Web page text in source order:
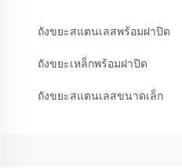
ถังขยะสแตนเลสพร้อมฝาปิด
ถังขยะเหล็กพร้อมฝาปิด
ถังขยะสแตนเลสขนาดเล็ก